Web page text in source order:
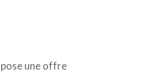
une offre